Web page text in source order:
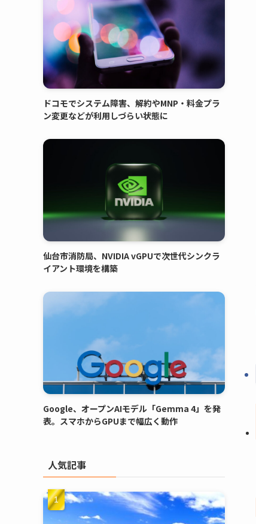
ドコモでシステム障害、解約やMNP・料金プラ
ン変更などが利用しづらい状態に
仙台市消防局、NVIDIA vGPUで次世代シンクラ
イアント環境を構築
Google、オープンAIモデル「Gemma 4」を発
表。スマホからGPUまで幅広く動作
人気記事